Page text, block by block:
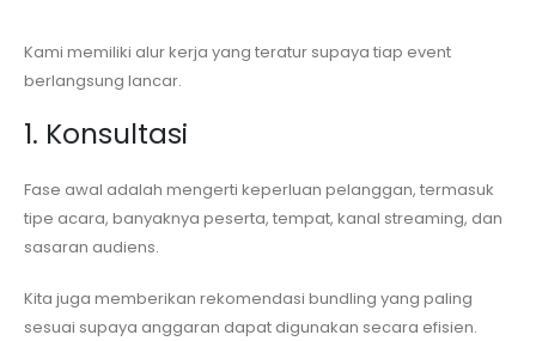
Kami memiliki alur kerja yang teratur supaya tiap event
berlangsung lancar.
1. Konsultasi
Fase awal adalah mengerti keperluan pelanggan, termasuk
tipe acara, banyaknya peserta, tempat, kanal streaming, dan
sasaran audiens.
Kita juga memberikan rekomendasi bundling yang paling
sesuai supaya anggaran dapat digunakan secara efisien.